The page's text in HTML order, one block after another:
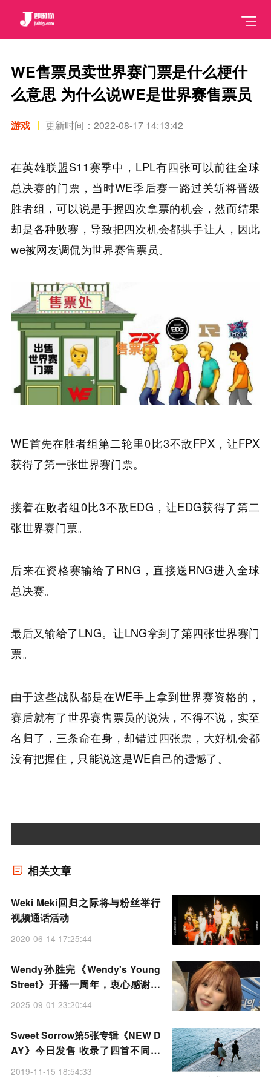
WE售票员卖世界赛门票是什么梗什
么意思 为什么说WE是世界赛售票员
游戏 更新时间：2022-08-17 14:13:42
在英雄联盟S11赛季中，LPL有四张可以前往全球
总决赛的门票，当时WE季后赛一路过关斩将晋级
胜者组，可以说是手握四次拿票的机会，然而结果
却是各种败赛，导致把四次机会都拱手让人，因此
we被网友调侃为世界赛售票员。
WE首先在胜者组第二轮里0比3不敌FPX，让FPX
获得了第一张世界赛门票。
接着在败者组0比3不敌EDG，让EDG获得了第二
张世界赛门票。
后来在资格赛输给了RNG，直接送RNG进入全球
总决赛。
最后又输给了LNG。让LNG拿到了第四张世界赛门
票。
由于这些战队都是在WE手上拿到世界赛资格的，
赛后就有了世界赛售票员的说法，不得不说，实至
名归了，三条命在身，却错过四张票，大好机会都
没有把握住，只能说这是WE自己的遗憾了。
相关文章
Weki Meki回归之际将与粉丝举行
视频通话活动
2020-06-14 17:25:44
Wendy孙胜完《Wendy's Young
Street》开播一周年，衷心感谢听
众
2025-09-01 23:20:44
Sweet Sorrow第5张专辑《NEW D
AY》今日发售 收录了四首不同的
歌曲
2019-11-15 18:54:33